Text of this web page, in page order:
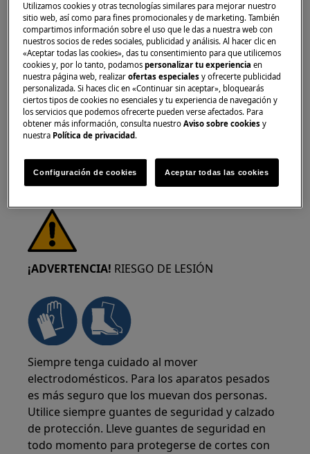
¡ADVERTENCIA!RIESGO DE DESCARGA
ELÉCTRICA
Antes de cualquier operación de reparación o
mantenimiento, desactive el aparato y
desconecte el enchufe de la toma de corriente.
¡ADVERTENCIA! RIESGO DE LESIÓN
Siempre tenga cuidado al mover
electrodomésticos. Para los aparatos pesados
es más seguro que los muevan dos personas.
Utilice siempre guantes de seguridad y calzado
de protección. Lleve guantes de seguridad en
todo momento para protegerse de cortes con
Utilizamos cookies y otras tecnologías similares para mejorar nuestro
sitio web, así como para fines promocionales y de marketing. También
compartimos información sobre el uso que le das a nuestra web con
nuestros socios de redes sociales, publicidad y análisis. Al hacer clic en
«Aceptar todas las cookies», das tu consentimiento para que utilicemos
cookies y, por lo tanto, podamospersonalizar tu experienciaen
nuestra página web, realizarofertas especiales y ofrecerte publicidad
personalizada. Si haces clic en «Continuar sin aceptar», bloquearás
ciertos tipos de cookies no esenciales y tu experiencia de navegación y
los servicios que podemos ofrecerte pueden verse afectados. Para
obtener más información, consulta nuestroAviso sobre cookies y
nuestra Política de privacidad.
Configuración de cookies Aceptar todas las cookies